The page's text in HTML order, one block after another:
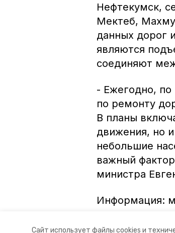
Сайт использует файлы cookies и
Нефтекумск,
Мектеб,
данных дорог
являются
соединяют
- Ежегодно,
по ремонту
В планы
движения, но
небольшие
важный
министра
Информация: